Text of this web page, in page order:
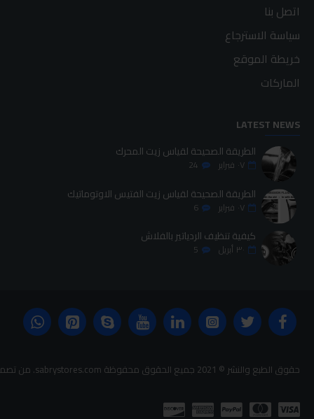
اتصل بنا
سياسة الاسترجاع
خريطة الموقع
الماركات
LATEST NEWS
الطريقة الصحيحة لقياس زيت المحرك
٠٧ فبراير 24
الطريقة الصحيحة لقياس زيت الفتيس الاوتوماتيك
٠٧ فبراير 6
كيفية تنظيف الردياتير بالفلاش
٣٠ أبريل 5
حقوق الطبع والنشر © 2021 جميع الحقوق محفوظة sabrystores.com. من تصميم-